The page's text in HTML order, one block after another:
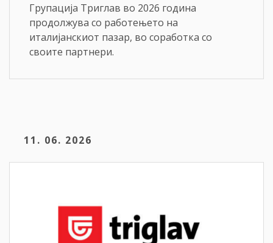
Групација Триглав во 2026 година
продолжува со работењето на
италијанскиот пазар, во соработка со
своите партнери.
11. 06. 2026